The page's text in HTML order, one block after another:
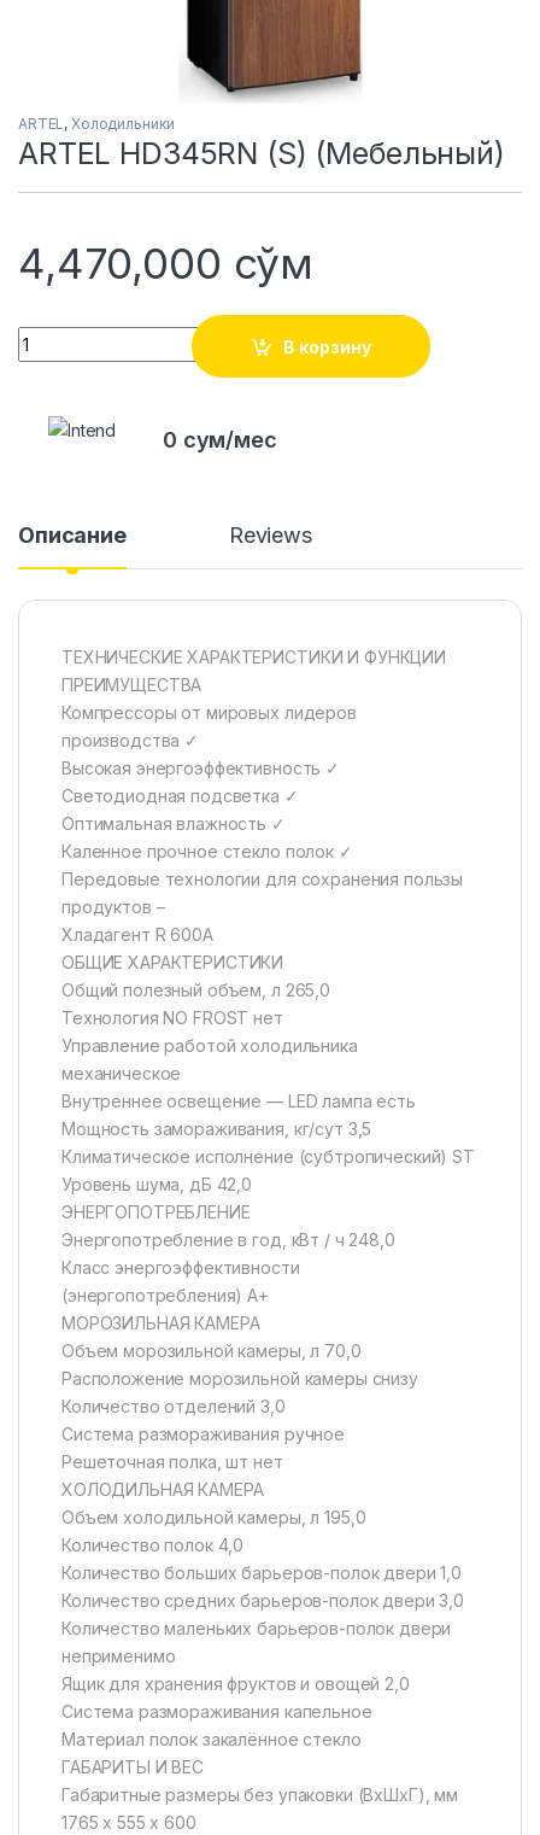
ARTEL,Холодильники
ARTEL HD345RN (S) (Мебельный)
4,470,000 сўм
Quantity
В корзину
0 сум/мес
Описание Reviews
ТЕХНИЧЕСКИЕ ХАРАКТЕРИСТИКИ И ФУНКЦИИ
ПРЕИМУЩЕСТВА
Компрессоры от мировых лидеров
производства ✓
Высокая энергоэффективность ✓
Светодиодная подсветка ✓
Оптимальная влажность ✓
Каленное прочное стекло полок ✓
Передовые технологии для сохранения пользы
продуктов –
Хладагент R 600A
ОБЩИЕ ХАРАКТЕРИСТИКИ
Общий полезный объем, л 265,0
Технология NO FROST нет
Управление работой холодильника
механическое
Внутреннее освещение — LED лампа есть
Мощность замораживания, кг/сут 3,5
Климатическое исполнение (субтропический) ST
Уровень шума, дБ 42,0
ЭНЕРГОПОТРЕБЛЕНИЕ
Энергопотребление в год, кВт / ч 248,0
Класс энергоэффективности
(энергопотребления) A+
МОРОЗИЛЬНАЯ КАМЕРА
Объем морозильной камеры, л 70,0
Расположение морозильной камеры снизу
Количество отделений 3,0
Система размораживания ручное
Решеточная полка, шт нет
ХОЛОДИЛЬНАЯ КАМЕРА
Объем холодильной камеры, л 195,0
Количество полок 4,0
Количество больших барьеров-полок двери 1,0
Количество средних барьеров-полок двери 3,0
Количество маленьких барьеров-полок двери
неприменимо
Ящик для хранения фруктов и овощей 2,0
Система размораживания капельное
Материал полок закалённое стекло
ГАБАРИТЫ И ВЕС
Габаритные размеры без упаковки (ВхШхГ), мм
1765 x 555 x 600